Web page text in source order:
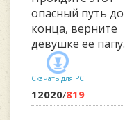
опасный путь до
конца, верните
девушке ее папу.
Скачать для PC
12020/819